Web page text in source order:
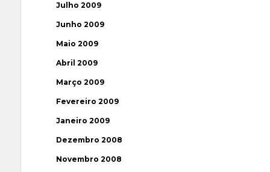
Julho 2009
Junho 2009
Maio 2009
Abril 2009
Março 2009
Fevereiro 2009
Janeiro 2009
Dezembro 2008
Novembro 2008